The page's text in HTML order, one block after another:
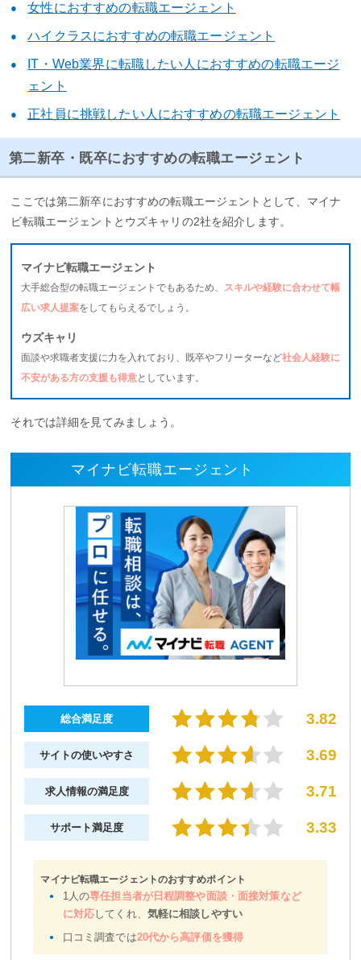
女性におすすめの転職エージェント
ハイクラスにおすすめの転職エージェント
IT・Web業界に転職したい人におすすめの転職エージ
ェント
正社員に挑戦したい人におすすめの転職エージェント
第二新卒・既卒におすすめの転職エージェント
ここでは第二新卒におすすめの転職エージェントとして、マイナ
ビ転職エージェントとウズキャリの2社を紹介します。
マイナビ転職エージェント
大手総合型の転職エージェントでもあるため、 スキルや経験に合わせて幅
広い求人提案をしてもらえるでしょう。
ウズキャリ
面談や求職者支援に力を入れており、既卒やフリーターなど社会人経験に
不安がある方の支援も得意としています。
それでは詳細を見てみましょう。
マイナビ転職エージェント
総合満足度 3.82
サイトの使いやすさ 3.69
求人情報の満足度 3.71
サポート満足度 3.33
マイナビ転職エージェントのおすすめポイント
1人の専任担当者が日程調整や面談・面接対策など
に対応 してくれ、 気軽に相談しやすい
口コミ調査では20代から高評価を獲得